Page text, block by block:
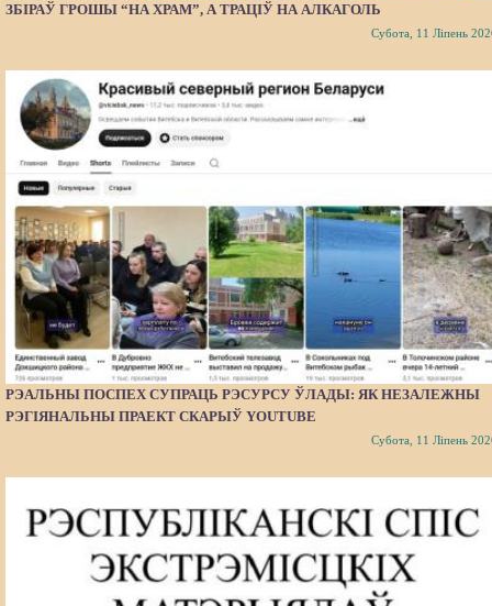
ЗБІРАЎ ГРОШЫ “НА ХРАМ”, А ТРАЦІЎ НА АЛКАГОЛЬ
Субота, 11 Ліпень
РЭАЛЬНЫ ПОСПЕХ СУПРАЦЬ РЭСУРСУ ЎЛАДЫ: ЯК НЕЗАЛЕЖНЫ
РЭГІЯНАЛЬНЫ ПРАЕКТ СКАРЫЎ YOUTUBE
Субота, 11 Ліпень